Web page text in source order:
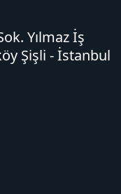
Yılmaz İş
Şişli - İstanbul